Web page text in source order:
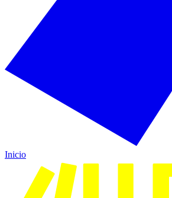
Inicio